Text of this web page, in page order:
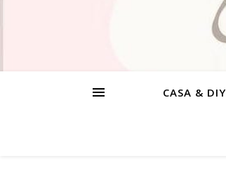
CASA & DIY